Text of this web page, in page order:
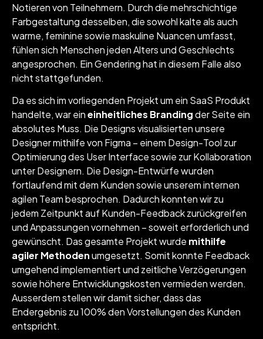
Notieren von Teilnehmern. Durch die mehrschichtige
Farbgestaltung desselben, die sowohl kalte als auch
warme, feminine sowie maskuline Nuancen umfasst,
fühlen sich Menschen jeden Alters und Geschlechts
angesprochen. Ein Gendering hat in diesem Falle also
nicht stattgefunden.
Da es sich im vorliegenden Projekt um ein SaaS Produkt
handelte, war eineinheitliches Brandingder Seite ein
absolutes Muss. Die Designs visualisierten unsere
Designer mithilfe von Figma – einem Design-Tool zur
Optimierung des User Interface sowie zur Kollaboration
unter Designern. Die Design-Entwürfe wurden
fortlaufend mit dem Kunden sowie unserem internen
agilen Team besprochen. Dadurch konnten wir zu
jedem Zeitpunkt auf Kunden-Feedback zurückgreifen
und Anpassungen vornehmen – soweit erforderlich und
gewünscht. Das gesamte Projekt wurde mithilfe
agiler Methodenumgesetzt. Somit konnte Feedback
umgehend implementiert und zeitliche Verzögerungen
sowie höhere Entwicklungskosten vermieden werden.
Ausserdem stellen wir damit sicher, dass das
Endergebnis zu 100% den Vorstellungen des Kunden
entspricht.